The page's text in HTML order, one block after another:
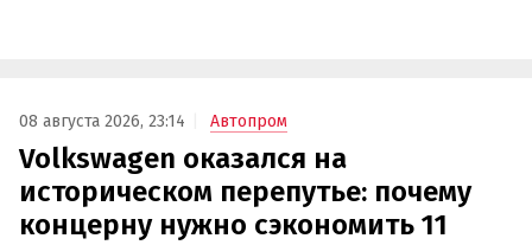
08 августа 2026, 23:14 Автопром
Volkswagen оказался на
историческом перепутье: почему
концерну нужно сэкономить 11